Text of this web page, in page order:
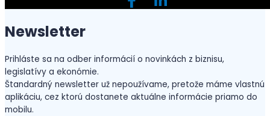
Newsletter
Prihláste sa na odber informácií o novinkách z biznisu,
legislatívy a ekonómie.
Štandardný newsletter už nepoužívame, pretože máme vlastnú
aplikáciu, cez ktorú dostanete aktuálne informácie priamo do
mobilu.